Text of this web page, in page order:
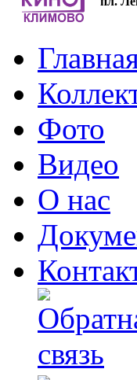
Фото
Видео
О нас